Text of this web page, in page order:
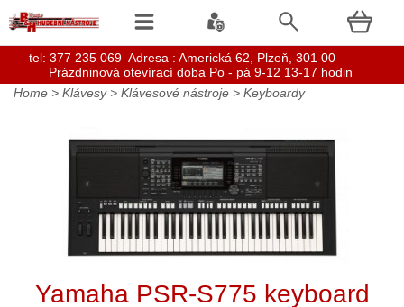
Home > Klávesy> Klávesové nástroje > Keyboardy
Yamaha PSR-S775 keyboard
tel: 377 235 069 Adresa : Americká 62, Plzeň, 301 00
Prázdninová otevírací doba Po - pá 9-12 13-17 hodin